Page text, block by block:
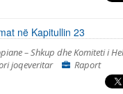
në Kapitullin 23
– Shkup dhe Komiteti i
joqeveritar Raport